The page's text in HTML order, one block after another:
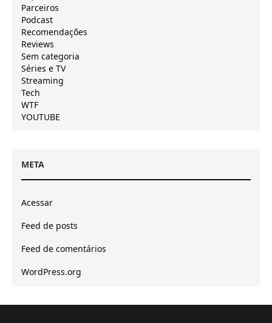
Parceiros
Podcast
Recomendações
Reviews
Sem categoria
Séries e TV
Streaming
Tech
WTF
YOUTUBE
META
Acessar
Feed de posts
Feed de comentários
WordPress.org